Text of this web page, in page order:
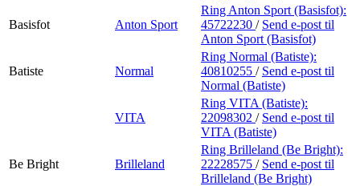
Basisfot Anton Sport
Ring Anton Sport (Basisfot):
45722230 / Send e-post til
Anton Sport (Basisfot)
Batiste Normal
Ring Normal (Batiste):
40810255 / Send e-post til
Normal (Batiste)
VITA
Ring VITA (Batiste):
22098302 / Send e-post til
VITA (Batiste)
Be Bright Brilleland
Ring Brilleland (Be Bright):
22228575 / Send e-post til
Brilleland (Be Bright)